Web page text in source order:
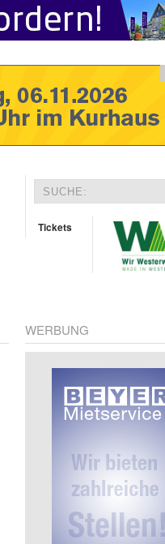
Tickets
WERBUNG